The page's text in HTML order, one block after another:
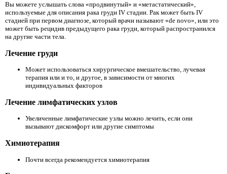
Вы можете услышать слова «продвинутый» и «метастатический»,
используемые для описания рака груди IV стадии. Рак может быть IV
стадией при первом диагнозе, который врачи называют «de novo», или это
может быть рецидив предыдущего рака груди, который распространился
на другие части тела.
Лечение груди
Может использоваться хирургическое вмешательство, лучевая
терапия или и то, и другое, в зависимости от многих
индивидуальных факторов
Лечение лимфатических узлов
Увеличенные лимфатические узлы можно лечить, если они
вызывают дискомфорт или другие симптомы
Химиотерапия
Почти всегда рекомендуется химиотерапия